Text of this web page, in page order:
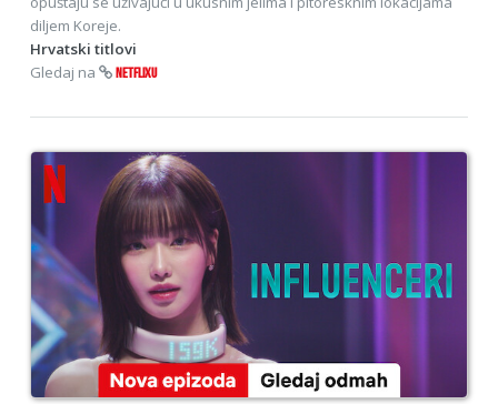
diljem Koreje.
Hrvatski titlovi
Gledaj na
NETFLIXU